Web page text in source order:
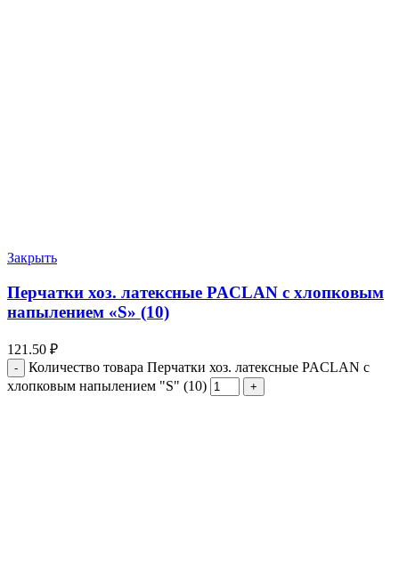
Закрыть
Перчатки хоз. латексные PACLAN с хлопковым
напылением «S» (10)
121.50 ₽
Количество товара Перчатки хоз. латексные PACLAN с
хлопковым напылением "S" (10)